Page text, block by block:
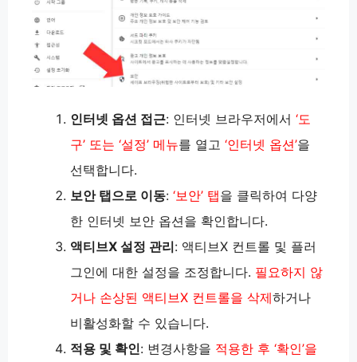
인터넷 옵션 접근: 인터넷 브라우저에서 ‘도
구’ 또는 ‘설정’ 메뉴를 열고 ‘인터넷 옵션’을
선택합니다.
보안 탭으로 이동: ‘보안’ 탭을 클릭하여 다양
한 인터넷 보안 옵션을 확인합니다.
액티브X 설정 관리: 액티브X 컨트롤 및 플러
그인에 대한 설정을 조정합니다. 필요하지 않
거나 손상된 액티브X 컨트롤을 삭제하거나
비활성화할 수 있습니다.
적용 및 확인: 변경사항을 적용한 후 ‘확인’을